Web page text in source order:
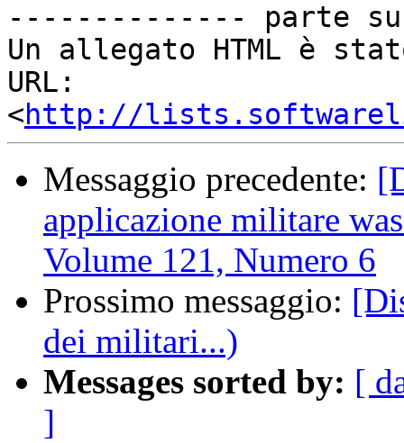
-------------- parte
Un allegato HTML è
URL:
<http://
Messaggio precedente:
applicazione militare
Volume 121, Numero 6
Prossimo messaggio:
dei militari...)
Messages sorted by: [
]